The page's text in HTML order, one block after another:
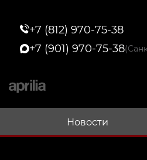
+7 (812) 970-75-38
+7 (901) 970-75-38
Новости